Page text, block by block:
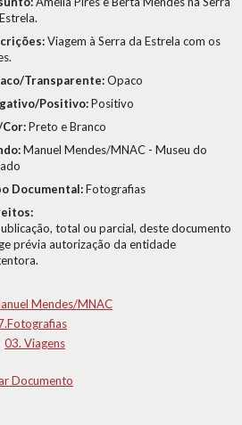
Viagem à Serra da Estrela com os
Transparente:Opaco
Positivo:Positivo
Cor:Preto e Branco
Manuel Mendes/MNAC - Museu do
Documental:Fotografias
total ou parcial, deste documento
prévia autorização da entidade
Mendes/MNAC
03. Viagens
Documento